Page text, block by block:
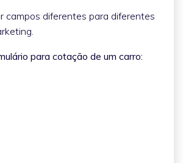
campos diferentes para diferentes
para cotação de um carro: